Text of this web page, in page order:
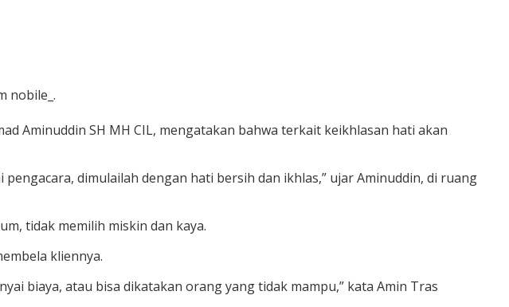
nobile_.
Aminuddin SH MH CIL, mengatakan bahwa terkait keikhlasan hati akan
dimulailah dengan hati bersih dan ikhlas,” ujar Aminuddin, di ruang
tidak memilih miskin dan kaya.
kliennya.
biaya, atau bisa dikatakan orang yang tidak mampu,” kata Amin Tras